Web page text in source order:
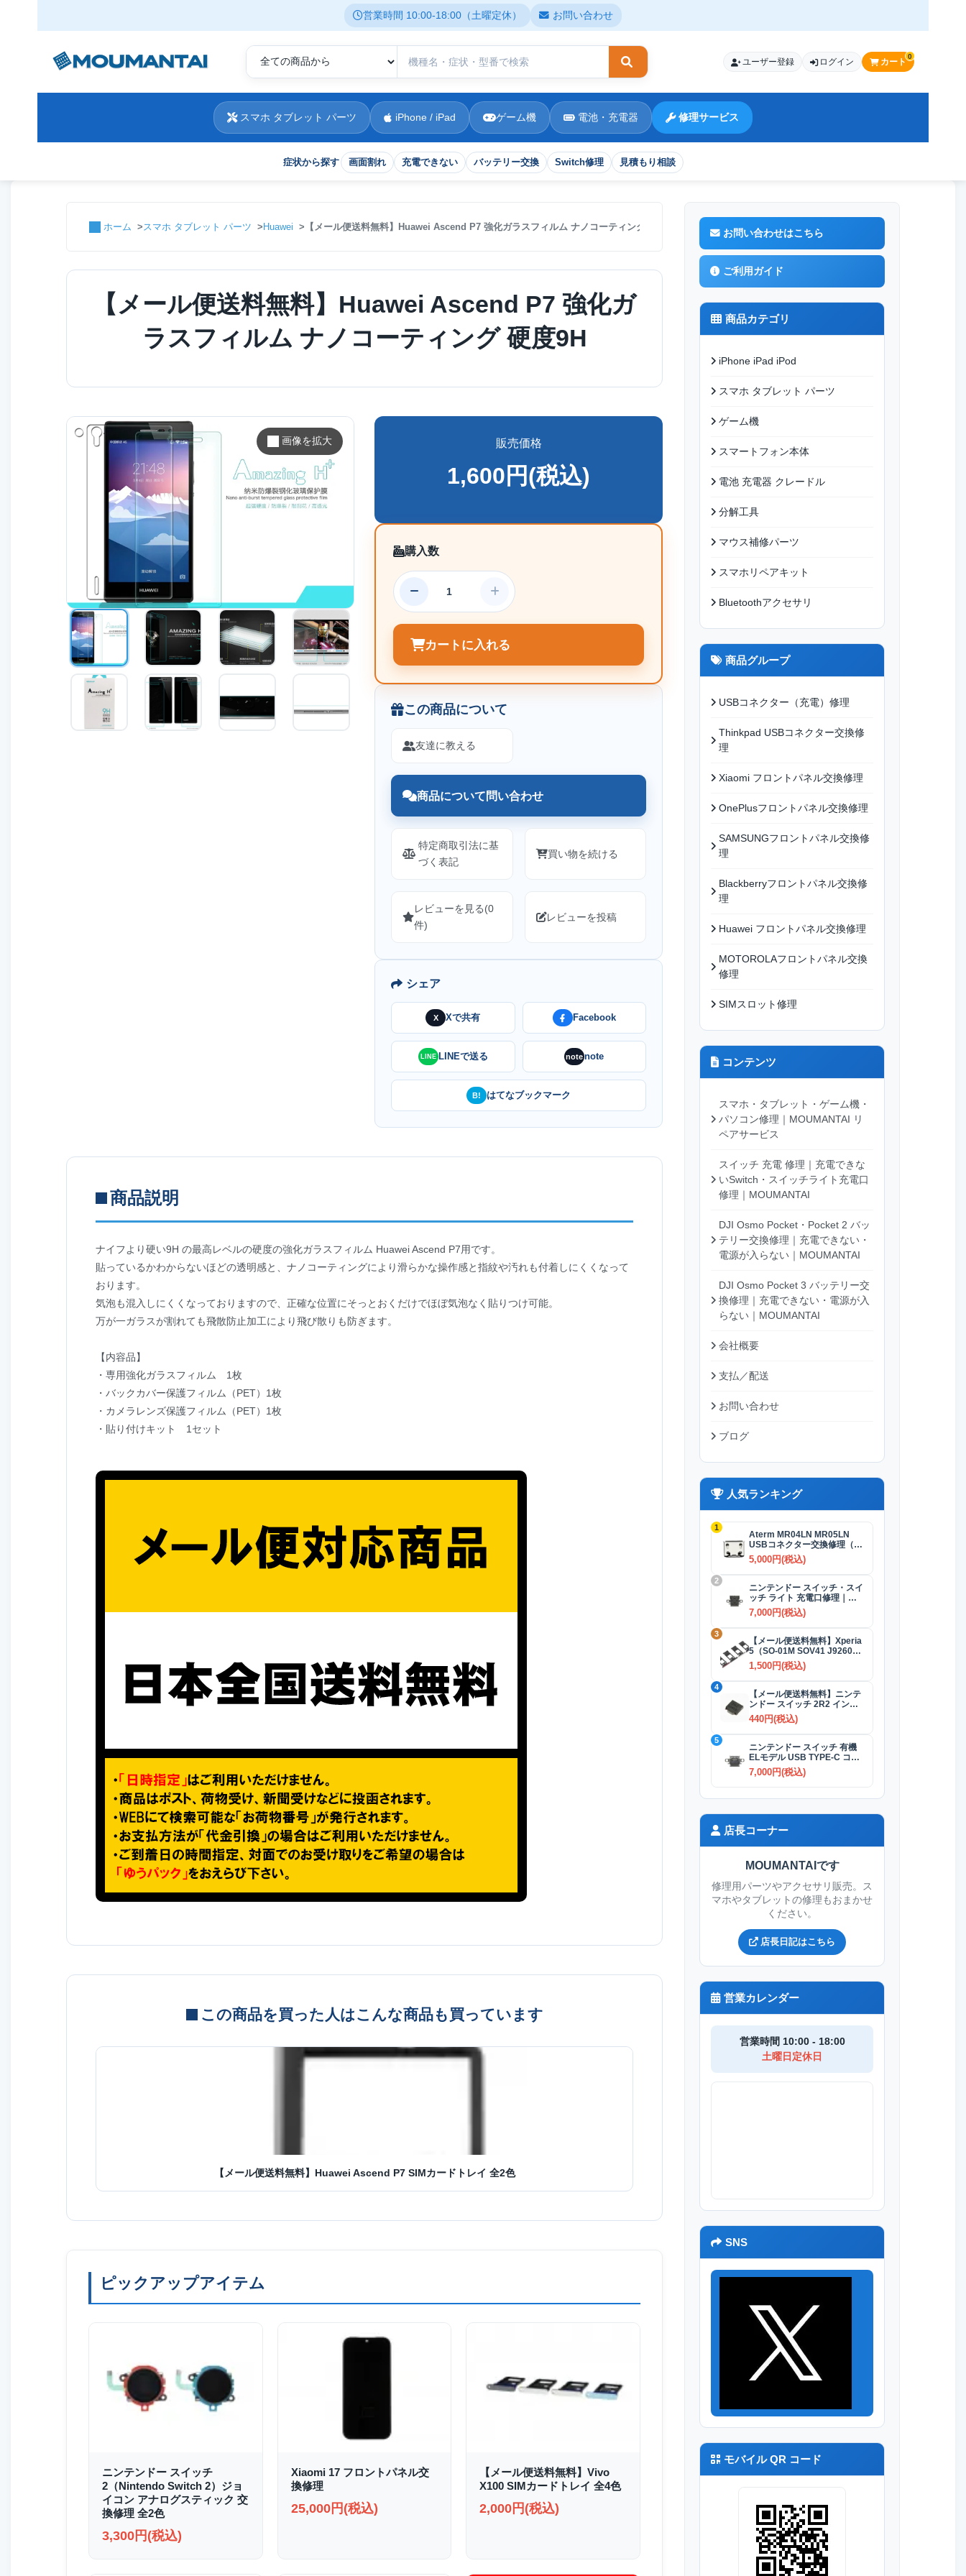
営業時間 10:00-18:00（土曜定休） お問い合わせ
検索
症状から探す 画面割れ 充電できない バッテリー交換 Switch修理 見積もり相談
ユーザー登録 ログイン カート
0
スマホ タブレット パーツ iPhone / iPad ゲーム機 電池・充電器 修理サービス
ホーム スマホ タブレット パーツ Huawei 【メール便送料無料】Huawei Ascend P7 強化ガラスフィルム ナノコーティング 硬度9H
【メール便送料無料】Huawei Ascend P7 強化ガ
ラスフィルム ナノコーティング 硬度9H
画像を拡大 販売価格
1,600円(税込)
購入数
カートに入れる
この商品について
友達に教える
商品について問い合わせ
特定商取引法に基
づく表記
買い物を続ける
レビューを見る(0
件)
レビューを投稿
シェア
X Xで共有 Facebook
LINE LINEで送る notenote
B! はてなブックマーク
商品説明
ナイフより硬い9H の最高レベルの硬度の強化ガラスフィルム Huawei Ascend P7用です。
貼っているかわからないほどの透明感と、ナノコーティングにより滑らかな操作感と指紋や汚れも付着しにくくなって
おります。
気泡も混入しにくくなっておりますので、正確な位置にそっとおくだけでほぼ気泡なく貼りつけ可能。
万が一ガラスが割れても飛散防止加工により飛び散りも防ぎます。
【内容品】
・専用強化ガラスフィルム 1枚
・バックカバー保護フィルム（PET）1枚
・カメラレンズ保護フィルム（PET）1枚
・貼り付けキット 1セット
この商品を買った人はこんな商品も買っています
【メール便送料無料】Huawei Ascend P7 SIMカードトレイ 全2色
ピックアップアイテム
ニンテンドー スイッチ
2（Nintendo Switch 2）ジョ
イコン アナログスティック 交
換修理 全2色
3,300円(税込)
Xiaomi 17 フロントパネル交
換修理
25,000円(税込)
【メール便送料無料】Vivo
X100 SIMカードトレイ 全4色
2,000円(税込)
お問い合わせはこちら
ご利用ガイド
商品カテゴリ
iPhone iPad iPod
スマホ タブレット パーツ
ゲーム機
スマートフォン本体
電池 充電器 クレードル
分解工具
マウス補修パーツ
スマホリペアキット
Bluetoothアクセサリ
商品グループ
USBコネクター（充電）修理
Thinkpad USBコネクター交換修
理
Xiaomi フロントパネル交換修理
OnePlusフロントパネル交換修理
SAMSUNGフロントパネル交換修
理
Blackberryフロントパネル交換修
理
Huawei フロントパネル交換修理
MOTOROLAフロントパネル交換
修理
SIMスロット修理
コンテンツ
スマホ・タブレット・ゲーム機・
パソコン修理｜MOUMANTAI リ
ペアサービス
スイッチ 充電 修理｜充電できな
いSwitch・スイッチライト充電口
修理｜MOUMANTAI
DJI Osmo Pocket・Pocket 2 バッ
テリー交換修理｜充電できない・
電源が入らない｜MOUMANTAI
DJI Osmo Pocket 3 バッテリー交
換修理｜充電できない・電源が入
らない｜MOUMANTAI
会社概要
支払／配送
お問い合わせ
ブログ
人気ランキング
1
Aterm MR04LN MR05LN
USBコネクター交換修理（充
電）
5,000円(税込)
2
ニンテンドー スイッチ・スイ
ッチ ライト 充電口修理｜
USB-Cコネクター 交換修理
7,000円(税込)
3
【メール便送料無料】Xperia
5（SO-01M SOV41 J9260）
SIMカードトレイ 全4色
1,500円(税込)
4
【メール便送料無料】ニンテ
ンドー スイッチ 2R2 インダ
クタ(コイル)
440円(税込)
5
ニンテンドー スイッチ 有機
ELモデル USB TYPE-C コネ
クター交換修理
7,000円(税込)
店長コーナー
MOUMANTAIです
修理用パーツやアクセサリ販売。ス
マホやタブレットの修理もおまかせ
ください。
店長日記はこちら
営業カレンダー
営業時間 10:00 - 18:00
土曜日定休日
SNS
モバイル QR コード